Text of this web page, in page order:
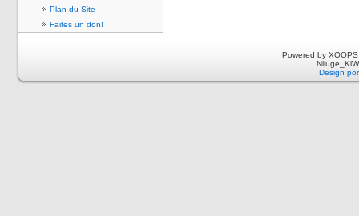
Plan du Site
Faites un don!
Powered by
Design